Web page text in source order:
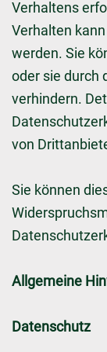
Verhaltens
Verhalten
werden. Sie
oder sie durch
verhindern.
von
Sie können
Allgemeine
Datenschutz